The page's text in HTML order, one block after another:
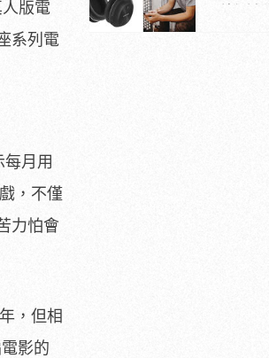
版電
系列電
月用
，不僅
力怕會
，但相
影的